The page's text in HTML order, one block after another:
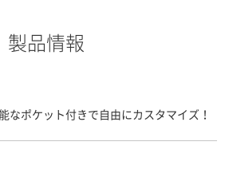
製品情報
なポケット付きで自由にカスタマイズ！